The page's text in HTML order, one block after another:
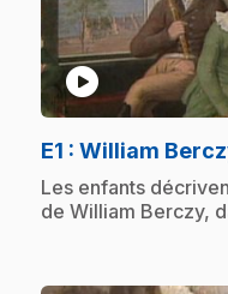
play_circle
E1 : William
.Les enfants
de William Berczy,